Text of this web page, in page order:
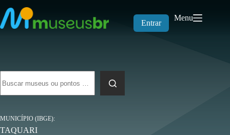
para
o
conteúdo
Entrar
Menu
resultados
MUNICÍPIO (IBGE)
TAQUARI